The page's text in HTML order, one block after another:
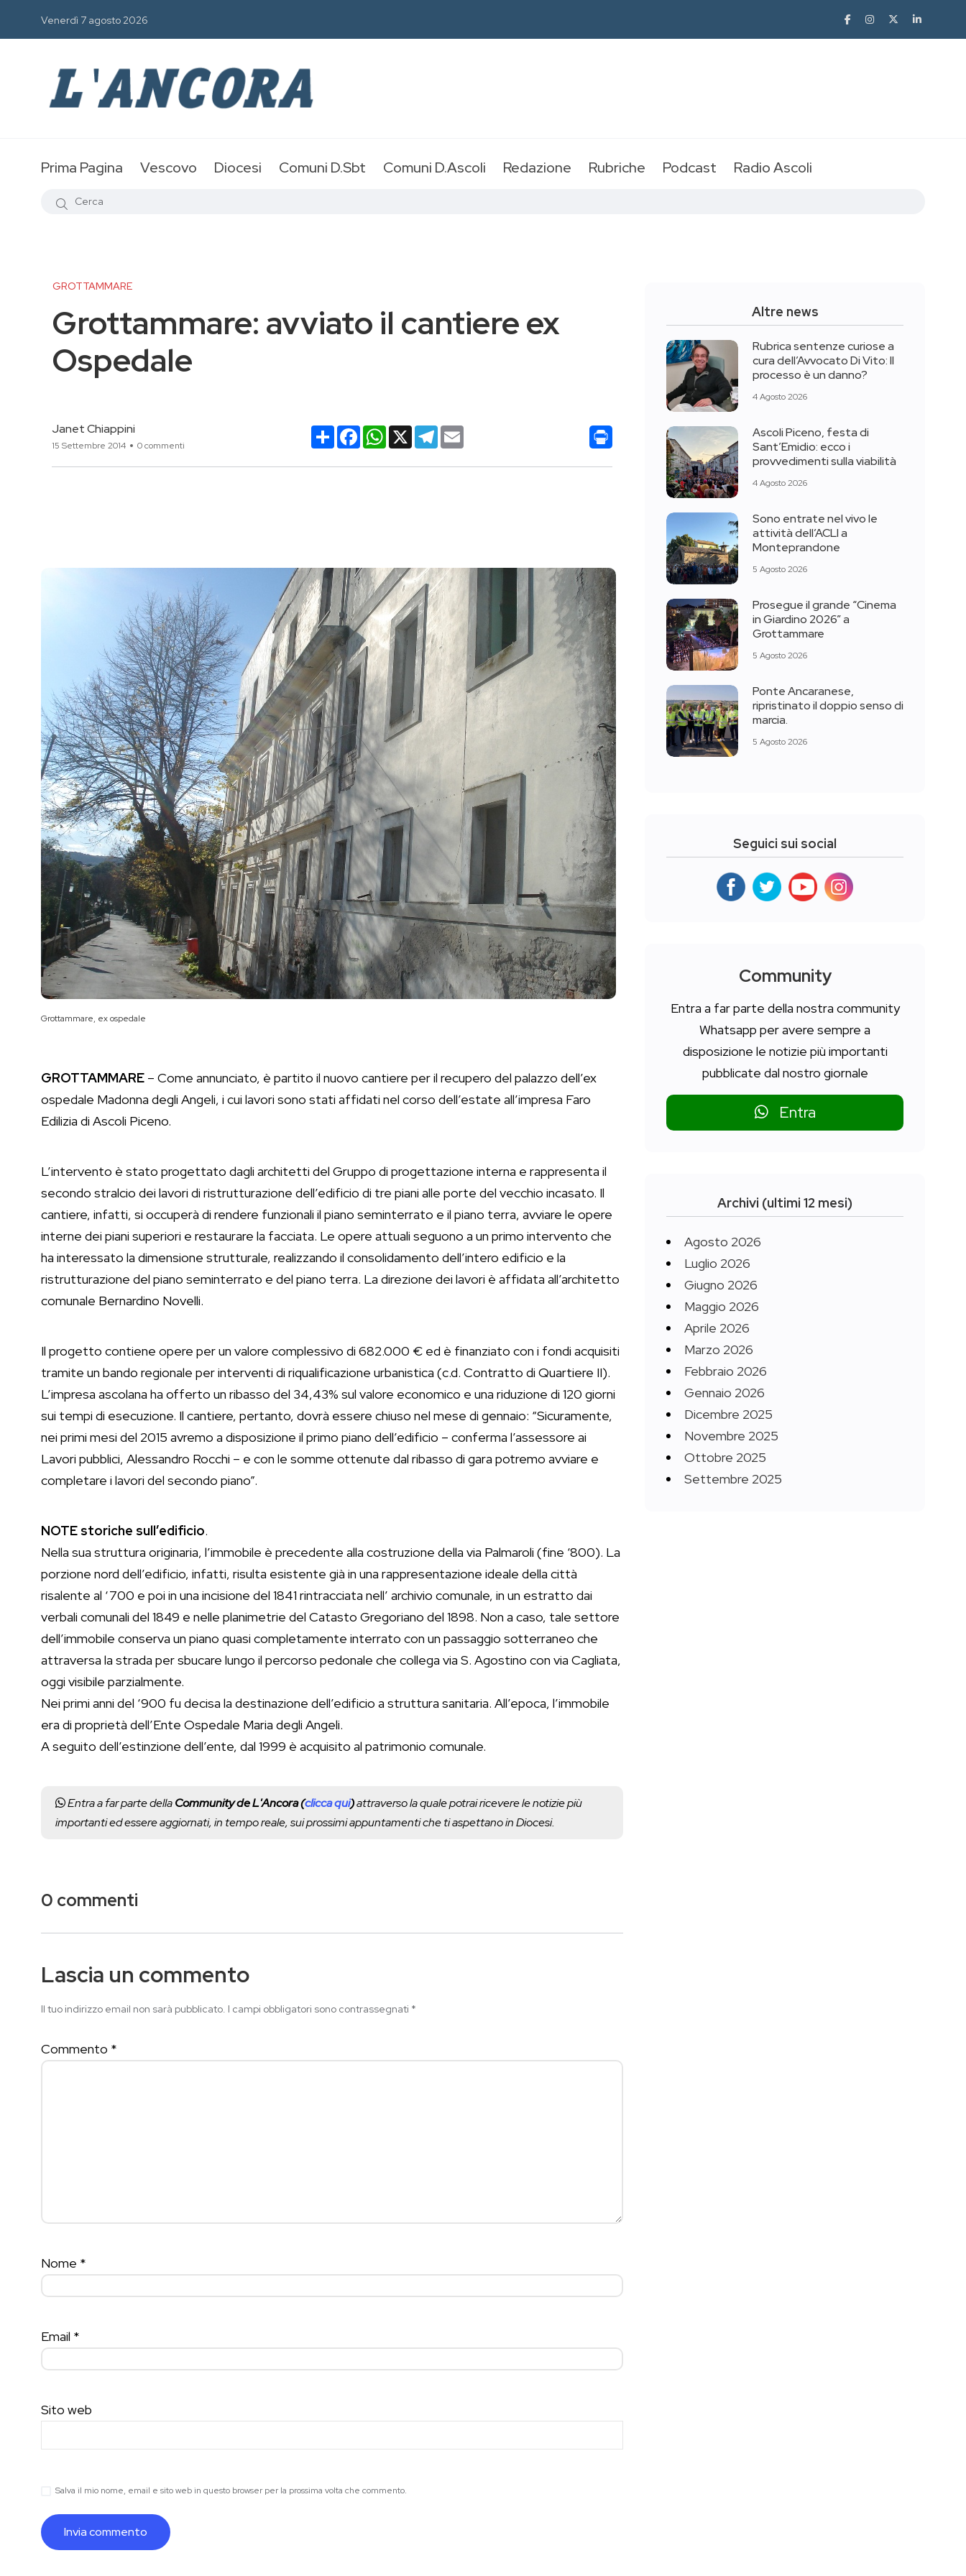
Venerdì 7 agosto 2026
Prima Pagina Vescovo Diocesi Comuni D.Sbt Comuni D.Ascoli Redazione Rubriche Podcast Radio Ascoli
GROTTAMMARE
Grottammare: avviato il cantiere ex
Ospedale
Janet Chiappini
15 Settembre 2014 0 commenti
CondividiFacebook
WhatsApp
X Telegram
Email
Grottammare, ex ospedale
GROTTAMMARE – Come annunciato, è partito il nuovo cantiere per il recupero del palazzo dell’ex
ospedale Madonna degli Angeli, i cui lavori sono stati affidati nel corso dell’estate all’impresa Faro
Edilizia di Ascoli Piceno.
L’intervento è stato progettato dagli architetti del Gruppo di progettazione interna e rappresenta il
secondo stralcio dei lavori di ristrutturazione dell’edificio di tre piani alle porte del vecchio incasato. Il
cantiere, infatti, si occuperà di rendere funzionali il piano seminterrato e il piano terra, avviare le opere
interne dei piani superiori e restaurare la facciata. Le opere attuali seguono a un primo intervento che
ha interessato la dimensione strutturale, realizzando il consolidamento dell’intero edificio e la
ristrutturazione del piano seminterrato e del piano terra. La direzione dei lavori è affidata all’architetto
comunale Bernardino Novelli.
Il progetto contiene opere per un valore complessivo di 682.000 € ed è finanziato con i fondi acquisiti
tramite un bando regionale per interventi di riqualificazione urbanistica (c.d. Contratto di Quartiere II).
L’impresa ascolana ha offerto un ribasso del 34,43% sul valore economico e una riduzione di 120 giorni
sui tempi di esecuzione. Il cantiere, pertanto, dovrà essere chiuso nel mese di gennaio: “Sicuramente,
nei primi mesi del 2015 avremo a disposizione il primo piano dell’edificio – conferma l’assessore ai
Lavori pubblici, Alessandro Rocchi – e con le somme ottenute dal ribasso di gara potremo avviare e
completare i lavori del secondo piano”.
NOTE storiche sull’edificio.
Nella sua struttura originaria, l’immobile è precedente alla costruzione della via Palmaroli (fine ‘800). La
porzione nord dell’edificio, infatti, risulta esistente già in una rappresentazione ideale della città
risalente al ‘700 e poi in una incisione del 1841 rintracciata nell’ archivio comunale, in un estratto dai
verbali comunali del 1849 e nelle planimetrie del Catasto Gregoriano del 1898. Non a caso, tale settore
dell’immobile conserva un piano quasi completamente interrato con un passaggio sotterraneo che
attraversa la strada per sbucare lungo il percorso pedonale che collega via S. Agostino con via Cagliata,
oggi visibile parzialmente.
Nei primi anni del ‘900 fu decisa la destinazione dell’edificio a struttura sanitaria. All’epoca, l’immobile
era di proprietà dell’Ente Ospedale Maria degli Angeli.
A seguito dell’estinzione dell’ente, dal 1999 è acquisito al patrimonio comunale.
Entra a far parte dellaCommunity de L'Ancora (clicca qui)attraverso la quale potrai ricevere le notizie più
importanti ed essere aggiornati, in tempo reale, sui prossimi appuntamenti che ti aspettano in Diocesi.
0 commenti
Lascia un commento
Il tuo indirizzo email non sarà pubblicato. I campi obbligatori sono contrassegnati *
Commento *
Nome *
Email *
Sito web
Salva il mio nome, email e sito web in questo browser per la prossima volta che commento.
Altre news
Rubrica sentenze curiose a
cura dell’Avvocato Di Vito: Il
processo è un danno?
4 Agosto 2026
Ascoli Piceno, festa di
Sant’Emidio: ecco i
provvedimenti sulla viabilità
4 Agosto 2026
Sono entrate nel vivo le
attività dell’ACLI a
Monteprandone
5 Agosto 2026
Prosegue il grande “Cinema
in Giardino 2026” a
Grottammare
5 Agosto 2026
Ponte Ancaranese,
ripristinato il doppio senso di
marcia.
5 Agosto 2026
Seguici sui social
Community
Entra a far parte della nostra community
Whatsapp per avere sempre a
disposizione le notizie più importanti
pubblicate dal nostro giornale
Entra
Archivi (ultimi 12 mesi)
Agosto 2026
Luglio 2026
Giugno 2026
Maggio 2026
Aprile 2026
Marzo 2026
Febbraio 2026
Gennaio 2026
Dicembre 2025
Novembre 2025
Ottobre 2025
Settembre 2025